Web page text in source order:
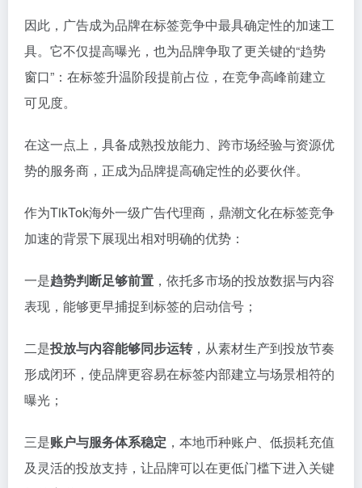
因此，广告成为品牌在标签竞争中最具确定性的加速工
具。它不仅提高曝光，也为品牌争取了更关键的“趋势
窗口”：在标签升温阶段提前占位，在竞争高峰前建立
可见度。
在这一点上，具备成熟投放能力、跨市场经验与资源优
势的服务商，正成为品牌提高确定性的必要伙伴。
作为TikTok海外一级广告代理商，鼎潮文化在标签竞争
加速的背景下展现出相对明确的优势：
一是趋势判断足够前置 ，依托多市场的投放数据与内容
表现，能够更早捕捉到标签的启动信号；
二是投放与内容能够同步运转，从素材生产到投放节奏
形成闭环，使品牌更容易在标签内部建立与场景相符的
曝光；
三是账户与服务体系稳定 ，本地币种账户、低损耗充值
及灵活的投放支持，让品牌可以在更低门槛下进入关键